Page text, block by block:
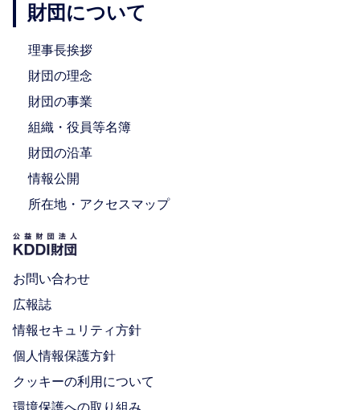
財団について
理事長挨拶
財団の理念
財団の事業
組織・役員等名簿
財団の沿革
情報公開
所在地・アクセスマップ
お問い合わせ
広報誌
情報セキュリティ方針
個人情報保護方針
クッキーの利用について